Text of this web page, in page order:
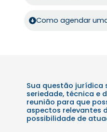
Como agendar
Sua questão
seriedade, técnica e
reunião para que
aspectos relevantes
possibilidade de